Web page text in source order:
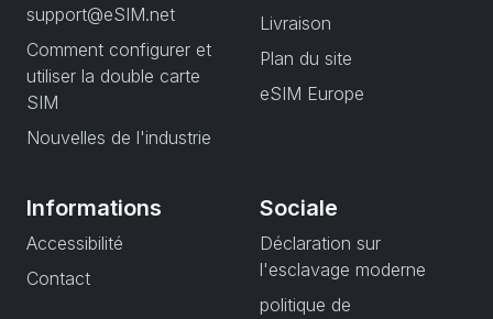
support@eSIM.net
Comment configurer et
utiliser la double carte
SIM
Nouvelles de l'industrie
Livraison
Plan du site
eSIM Europe
Informations
Accessibilité
Contact
Sociale
Déclaration sur
l'esclavage moderne
politique de